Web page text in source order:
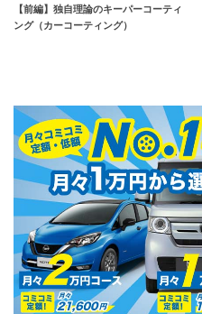
【前編】独自理論のキーパーコーティ
ング（カーコーティング）